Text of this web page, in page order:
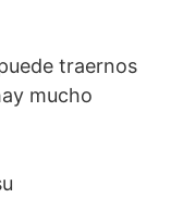
traernos
mucho